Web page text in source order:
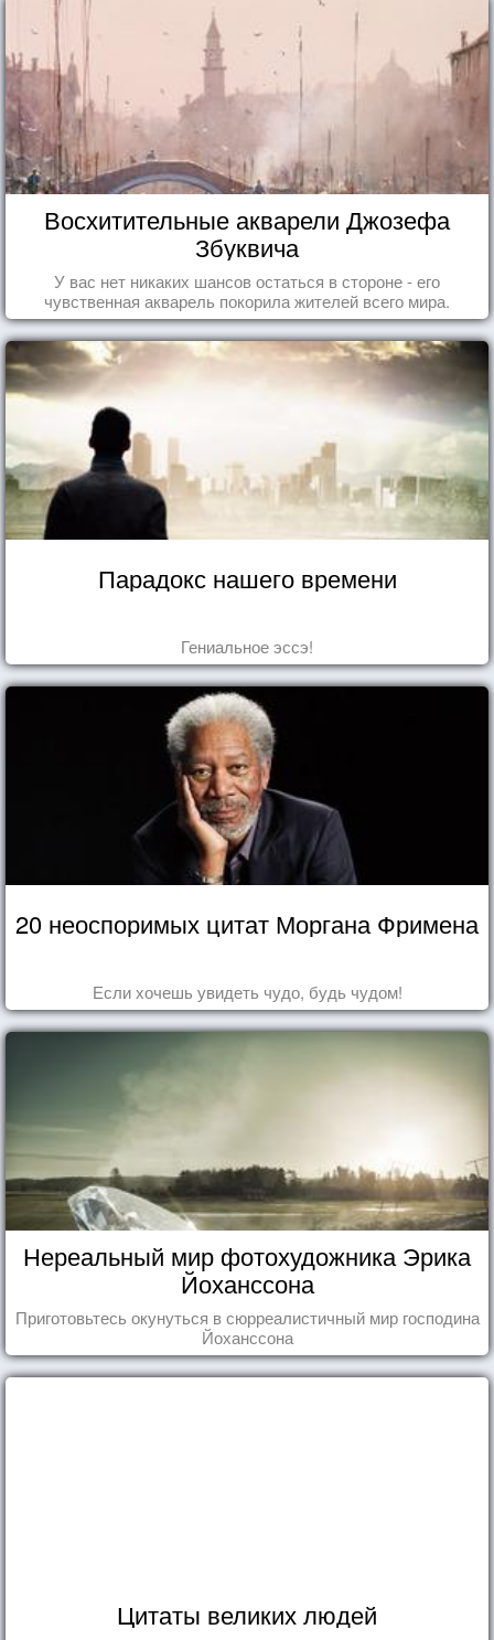
Восхитительные акварели Джозефа
Збуквича
У вас нет никаких шансов остаться в стороне - его
чувственная акварель покорила жителей всего мира.
Парадокс нашего времени
Гениальное эссэ!
20 неоспоримых цитат Моргана Фримена
Если хочешь увидеть чудо, будь чудом!
Нереальный мир фотохудожника Эрика
Йоханссона
Приготовьтесь окунуться в сюрреалистичный мир господина
Йоханссона
Цитаты великих людей